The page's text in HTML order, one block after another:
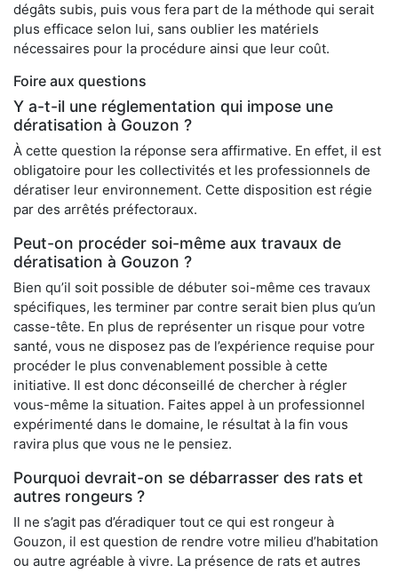
dégâts subis, puis vous fera part de la méthode qui serait
plus efficace selon lui, sans oublier les matériels
nécessaires pour la procédure ainsi que leur coût.
Foire aux questions
Y a-t-il une réglementation qui impose une
dératisation à Gouzon ?
À cette question la réponse sera affirmative. En effet, il est
obligatoire pour les collectivités et les professionnels de
dératiser leur environnement. Cette disposition est régie
par des arrêtés préfectoraux.
Peut-on procéder soi-même aux travaux de
dératisation à Gouzon ?
Bien qu’il soit possible de débuter soi-même ces travaux
spécifiques, les terminer par contre serait bien plus qu’un
casse-tête. En plus de représenter un risque pour votre
santé, vous ne disposez pas de l’expérience requise pour
procéder le plus convenablement possible à cette
initiative. Il est donc déconseillé de chercher à régler
vous-même la situation. Faites appel à un professionnel
expérimenté dans le domaine, le résultat à la fin vous
ravira plus que vous ne le pensiez.
Pourquoi devrait-on se débarrasser des rats et
autres rongeurs ?
Il ne s’agit pas d’éradiquer tout ce qui est rongeur à
Gouzon, il est question de rendre votre milieu d’habitation
ou autre agréable à vivre. La présence de rats et autres